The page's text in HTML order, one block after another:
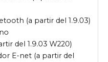
(a partir del 1.9.03)
del 1.9.03 W220)
E-net (a partir del